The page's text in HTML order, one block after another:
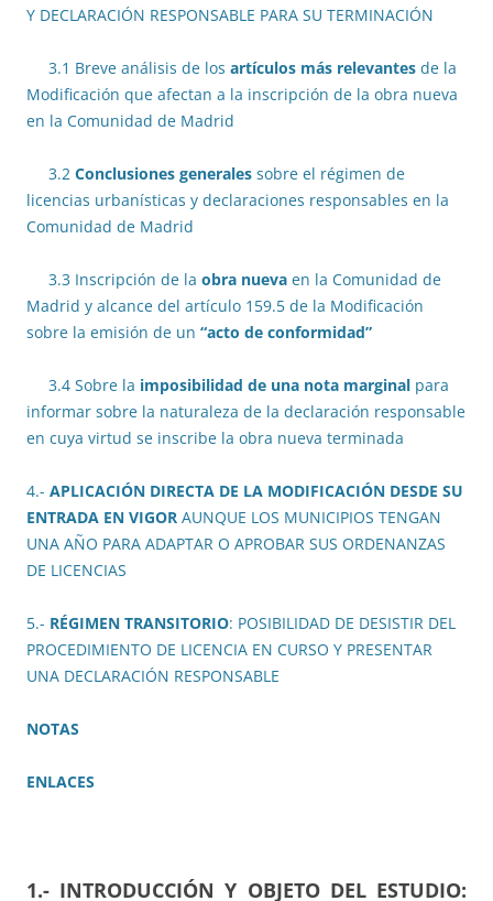
Y DECLARACIÓN RESPONSABLE PARA SU TERMINACIÓN
3.1 Breve análisis de los artículos más relevantes de la
Modificación que afectan a la inscripción de la obra nueva
en la Comunidad de Madrid
3.2 Conclusiones generales sobre el régimen de
licencias urbanísticas y declaraciones responsables en la
Comunidad de Madrid
3.3 Inscripción de la obra nueva en la Comunidad de
Madrid y alcance del artículo 159.5 de la Modificación
sobre la emisión de un “acto de conformidad”
3.4 Sobre la imposibilidad de una nota marginal para
informar sobre la naturaleza de la declaración responsable
en cuya virtud se inscribe la obra nueva terminada
4.- APLICACIÓN DIRECTA DE LA MODIFICACIÓN DESDE SU
ENTRADA EN VIGOR AUNQUE LOS MUNICIPIOS TENGAN
UNA AÑO PARA ADAPTAR O APROBAR SUS ORDENANZAS
DE LICENCIAS
5.- RÉGIMEN TRANSITORIO: POSIBILIDAD DE DESISTIR DEL
PROCEDIMIENTO DE LICENCIA EN CURSO Y PRESENTAR
UNA DECLARACIÓN RESPONSABLE
NOTAS
ENLACES
1.- INTRODUCCIÓN Y OBJETO DEL ESTUDIO: